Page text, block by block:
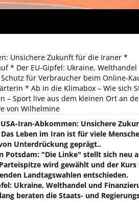
Unsichere Zukunft für die Iraner *
* Der EU-Gipfel: Ukraine,
für Verbraucher beim Online-
* Ab in die Klimabox – Wie sich
– Sport live aus dem kleinen Ort an
von Wilhelmine
Iran-Abkommen: Unsichere
Leben im Iran ist für viele
Unterdrückung geprägt..
Potsdam: "Die Linke" stellt sich neu
wird gewählt und der Kurs
Landtagswahlen entschieden.
Ukraine, Welthandel und
beraten die Staats- und